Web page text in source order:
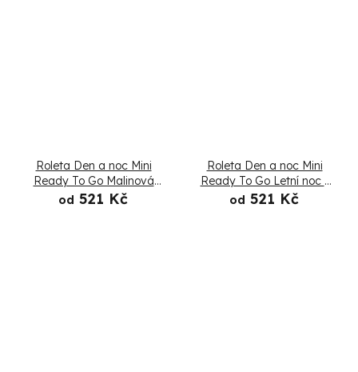
Roleta Den a noc Mini
Ready To Go Malinová
pěna - Složená
od 521 Kč
Roleta Den a noc Mini
Ready To Go Letní noc -
Složená
od 521 Kč